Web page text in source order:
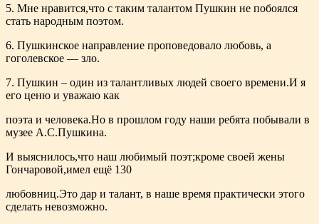
5. Мне нравится,что с таким талантом Пушкин не побоялся
стать народным поэтом.
6. Пушкинское направление проповедовало любовь, а
гоголевское — зло.
7. Пушкин – один из талантливых людей своего времени.И я
его ценю и уважаю как
поэта и человека.Но в прошлом году наши ребята побывали в
музее А.С.Пушкина.
И выяснилось,что наш любимый поэт;кроме своей жены
Гончаровой,имел ещё 130
любовниц.Это дар и талант, в наше время практически этого
сделать невозможно.